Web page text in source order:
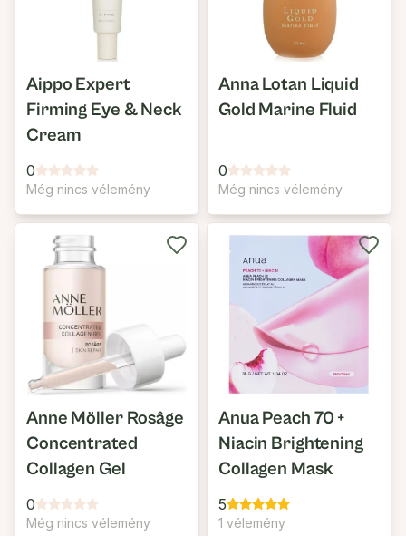
Aippo Expert
Firming Eye & Neck
Cream
0
Még nincs vélemény
Anna Lotan Liquid
Gold Marine Fluid
0
Még nincs vélemény
Anne Möller Rosâge
Concentrated
Collagen Gel
0
Még nincs vélemény
Anua Peach 70 +
Niacin Brightening
Collagen Mask
5
1 vélemény